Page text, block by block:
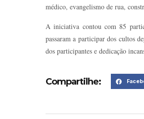
médico, evangelismo de rua,
A iniciativa contou com 85
passaram a participar dos cultos
dos participantes e dedicação
Compartilhe: